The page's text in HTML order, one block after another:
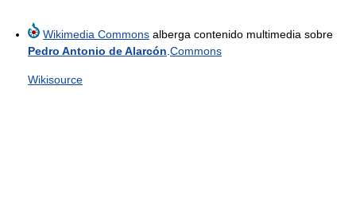
Wikimedia Commons alberga contenido multimedia sobre
Pedro Antonio de Alarcón Commons
Wikisource